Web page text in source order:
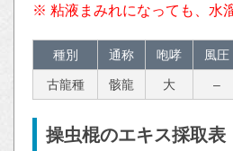
※ 粘液まみれになっても、水
種別 通称 咆哮 風圧
古龍種 骸龍 大 –
操虫棍のエキス採取表